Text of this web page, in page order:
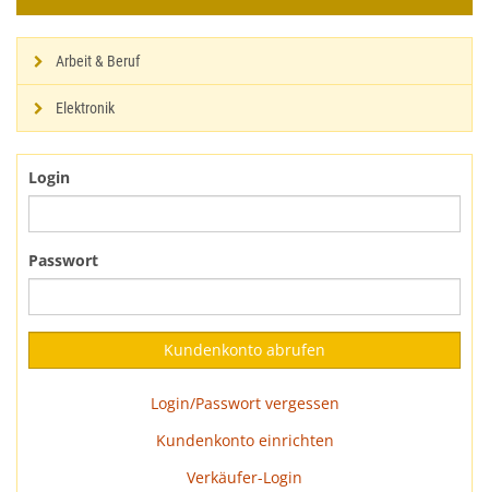
Arbeit & Beruf
Elektronik
Login
Passwort
Login/Passwort vergessen
Kundenkonto einrichten
Verkäufer-Login